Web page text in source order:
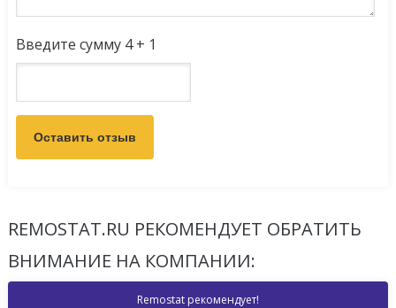
Введите сумму 4 + 1
REMOSTAT.RU РЕКОМЕНДУЕТ ОБРАТИТЬ
ВНИМАНИЕ НА КОМПАНИИ:
Remostat рекомендует!